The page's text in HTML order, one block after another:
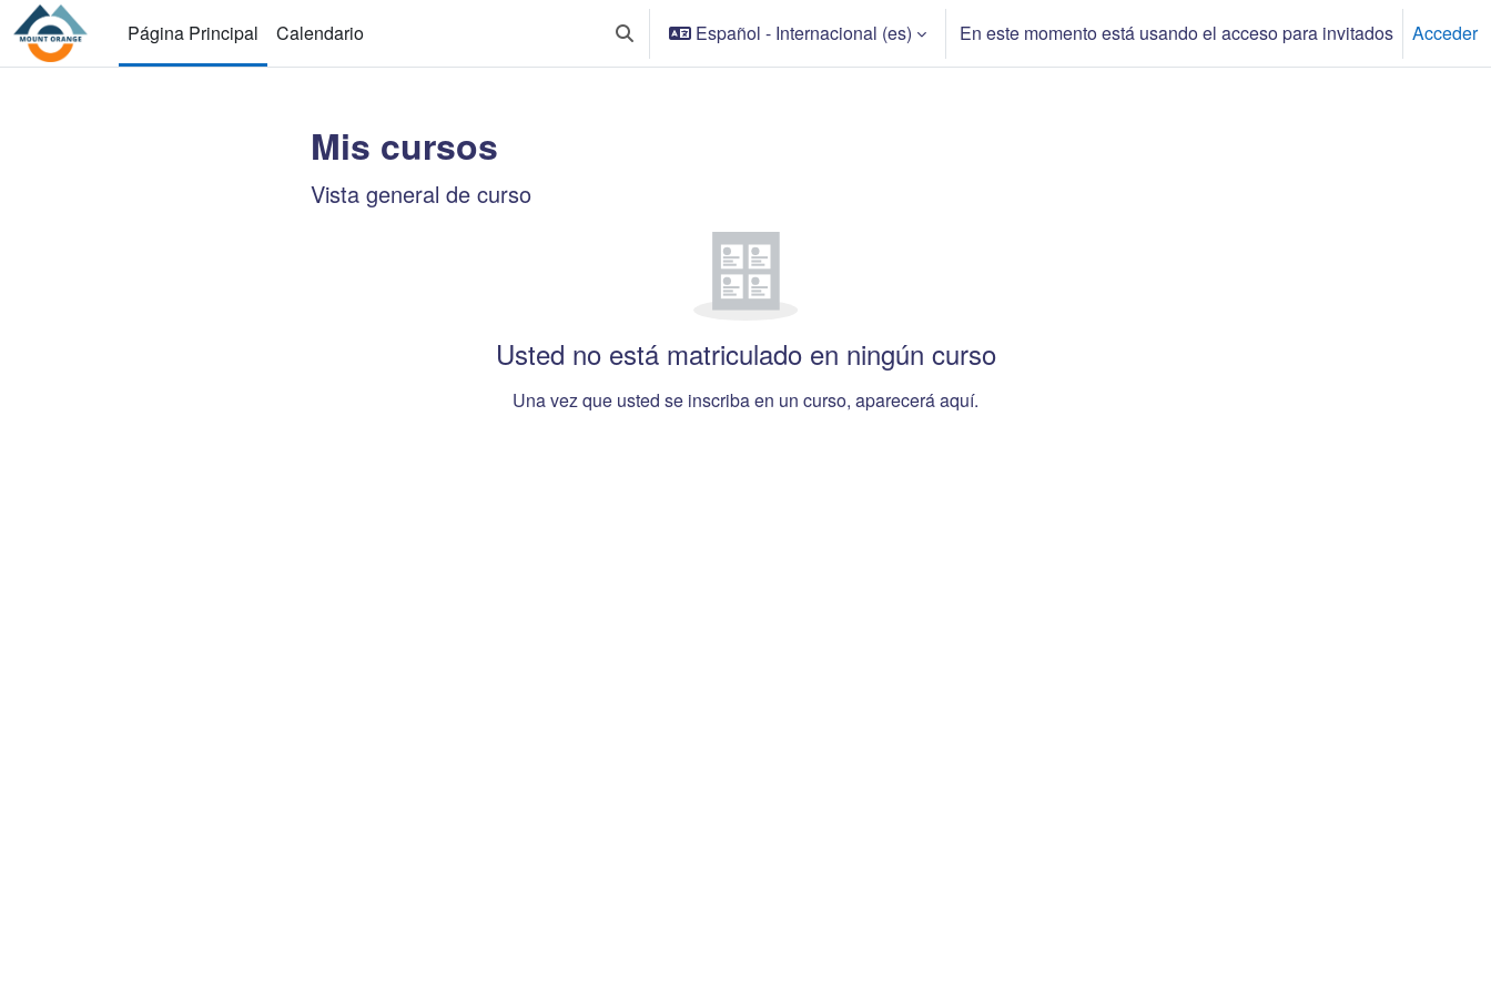
Salta al contenido principal
Página Principal
Calendario Selector de búsqueda de entrada
Español - Internacional ‎(es)‎ En este momento está usando el acceso para invitados Acceder
Mis cursos
Bloques de contenido principales
Salta Vista general de curso
Vista general de curso
Usted no está matriculado en ningún curso
Una vez que usted se inscriba en un curso, aparecerá aquí.